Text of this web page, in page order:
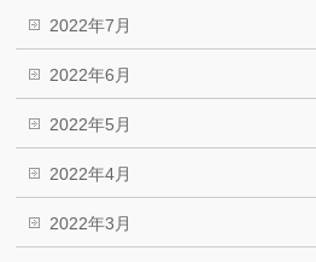
2022年7月
2022年6月
2022年5月
2022年4月
2022年3月